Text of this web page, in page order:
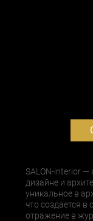
SALON-interior —
дизайне и
уникальное в
что создается в
отражение в